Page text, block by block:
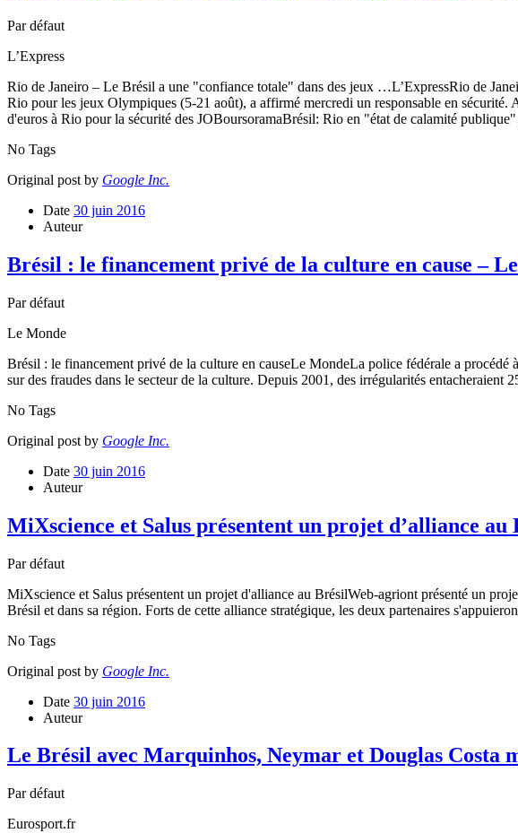
Par défaut
L’Express
Rio de Janeiro – Le Brésil a une "confiance totale" dans des jeux …L’ExpressRio de
Rio pour les jeux Olympiques (5-21 août), a affirmé mercredi un responsable en
d'euros à Rio pour la sécurité des JOBoursoramaBrésil: Rio en "état de calamité
No Tags
Original post by Google Inc.
Date 30 juin 2016
Auteur
Brésil : le financement privé de la culture en cause –
Par défaut
Le Monde
Brésil : le financement privé de la culture en causeLe MondeLa police fédérale a
sur des fraudes dans le secteur de la culture. Depuis 2001, des irrégularités entacheraient
No Tags
Original post by Google Inc.
Date 30 juin 2016
Auteur
MiXscience et Salus présentent un projet d’alliance
Par défaut
MiXscience et Salus présentent un projet d'alliance au BrésilWeb-agriont présenté un
Brésil et dans sa région. Forts de cette alliance stratégique, les deux partenaires
No Tags
Original post by Google Inc.
Date 30 juin 2016
Auteur
Le Brésil avec Marquinhos, Neymar et Douglas Costa
Par défaut
Eurosport.fr